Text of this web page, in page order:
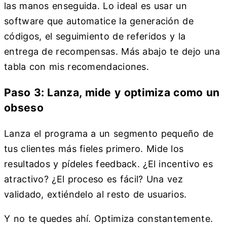
las manos enseguida. Lo ideal es usar un
software que automatice la generación de
códigos, el seguimiento de referidos y la
entrega de recompensas. Más abajo te dejo una
tabla con mis recomendaciones.
Paso 3: Lanza, mide y optimiza como un
obseso
Lanza el programa a un segmento pequeño de
tus clientes más fieles primero. Mide los
resultados y pídeles feedback. ¿El incentivo es
atractivo? ¿El proceso es fácil? Una vez
validado, extiéndelo al resto de usuarios.
Y no te quedes ahí. Optimiza constantemente.